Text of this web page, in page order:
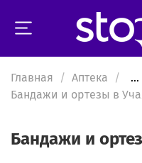
Главная Аптека
...
Бандажи и ортезы в
Бандажи и